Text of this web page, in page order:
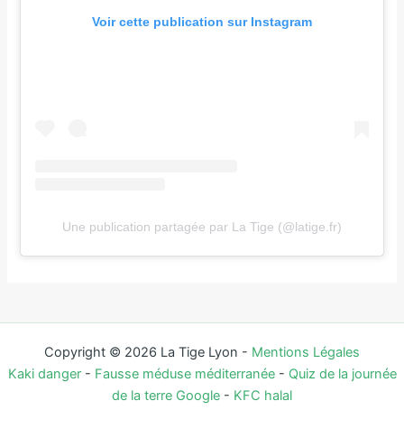
Voir cette publication sur Instagram
Une publication partagée par La Tige (@latige.fr)
Copyright © 2026 La Tige Lyon - Mentions Légales
Kaki danger- Fausse méduse méditerranée- Quiz de la journée
de la terre Google - KFC halal